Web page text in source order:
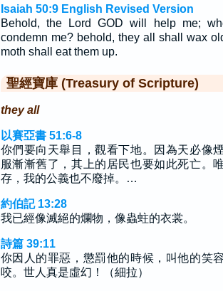
Isaiah 50:9 English Revised Version
Behold, the Lord GOD will help me;
condemn me? behold, they all shall wax
moth shall eat them up.
聖經寶庫 (Treasury of Scripture)
they all
以賽亞書 51:6-8
你們要向天舉目，觀看下地。因為天必像
服漸漸舊了，其上的居民也要如此死亡。
存，我的公義也不廢掉。…
約伯記 13:28
我已經像滅絕的爛物，像蟲蛀的衣裳。
詩篇 39:11
你因人的罪惡，懲罰他的時候，叫他的笑
咬。世人真是虛幻！（細拉）